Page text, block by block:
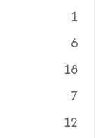
1
6
18
7
12